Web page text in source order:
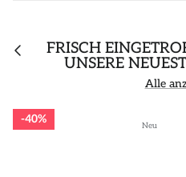
FRISCH
UNSERE
Alle
Neu
40%